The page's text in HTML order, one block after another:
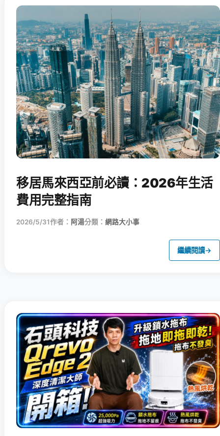
移居馬來西亞前必讀：2026年生活
費用完整指南
2026/5/31作者： 阿湯分類： 網路大小事
繼續閱讀→